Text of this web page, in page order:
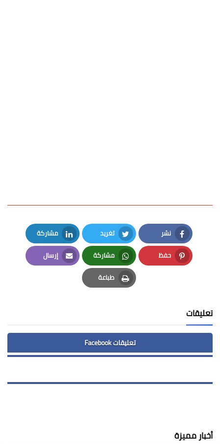
نشر
Facebook
تغريد
Twitter
مشاركة
LinkedIn
حفظ
Pinterest
مشاركة
Whatsapp
إرسال
Email
طباعة
Print
تعليقات
تعليقات Facebook
أخبار مميزة